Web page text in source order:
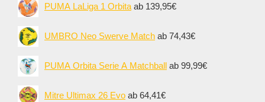
PUMA LaLiga 1 Orbita ab 139,95€
UMBRO Neo Swerve Match ab 74,43€
PUMA Orbita Serie A Matchball ab 99,99€
Mitre Ultimax 26 Evo ab 64,41€